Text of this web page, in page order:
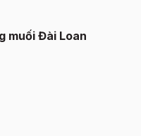
muối Đài Loan